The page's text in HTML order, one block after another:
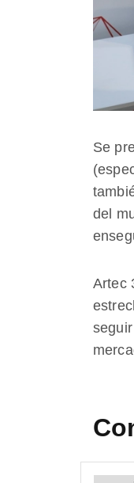
Se
del
Artec